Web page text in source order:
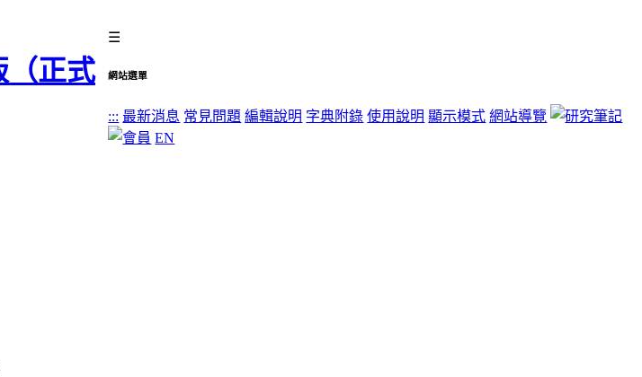
☰
網站選單
::: 最新消息 常見問題 編輯說明 字典附錄 使用說明 顯示模式 網站導覽
EN